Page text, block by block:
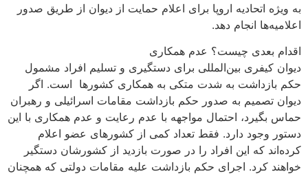
به ویژه اتحادیه اروپا برای اعلام حمایت از دیوان از طریق صدور
اعلامیه‌ها انجام دهد.
اقدام بعدی چیست؟ عدم همکاری
دیوان کیفری بین‌المللی برای دستگیری و تسلیم افراد مشمول
حکم بازداشت به شدت متکی به همکاری کشورها ‌ است. اگر
دیوان تصمیم به صدور حکم بازداشت مقامات اسرائیلی و رهبران
حماس بگیرد، احتمال مواجهه با عدم رعایت و عدم همکاری با این
دستور وجود دارد. فقط تعداد کمی از کشورهای عضو اعلام
کرده‌اند که این افراد را در صورت بازدید از کشورشان دستگیر
خواهند کرد. اجرای حکم بازداشت علیه مقامات دولتی که همچنان